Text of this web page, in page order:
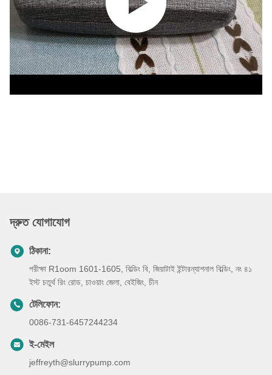
দ্রুত যোগাযোগ
ঠিকানা:
পরীক্ষা R1oom 1601-1605, বিল্ডিং বি, জিয়াটাই ইন্টারন্যাশনাল বিল্ডিং, নং ৪১
ইস্ট চতুর্থ রিং রোড, চাওয়াং জেলা, বেইজিং, চীন
টেলিফোন:
0086-731-6457244234
ই-মেইল
jeffreyth@slurrypump.com